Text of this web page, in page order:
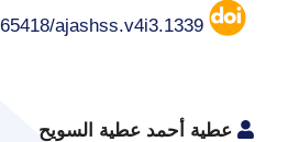
عطية أحمد عطية السويح